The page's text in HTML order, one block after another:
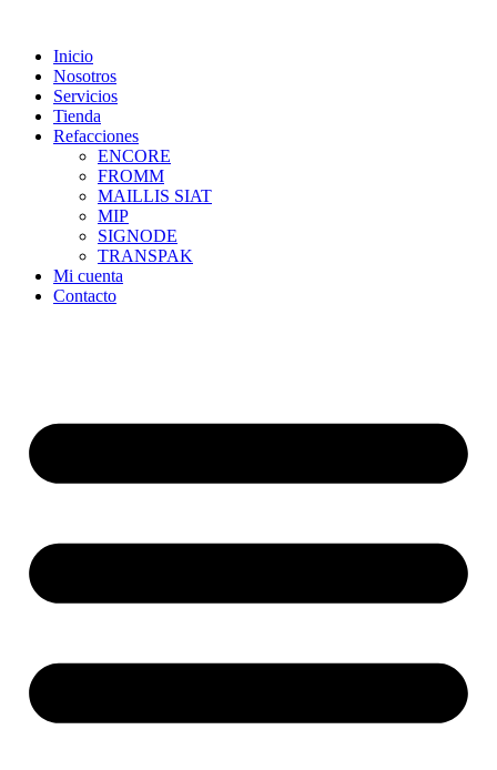
contentInicio
Nosotros
Servicios
Tienda
Refacciones
ENCORE
FROMM
MAILLIS SIAT
MIP
SIGNODE
TRANSPAK
Mi cuenta
Contacto